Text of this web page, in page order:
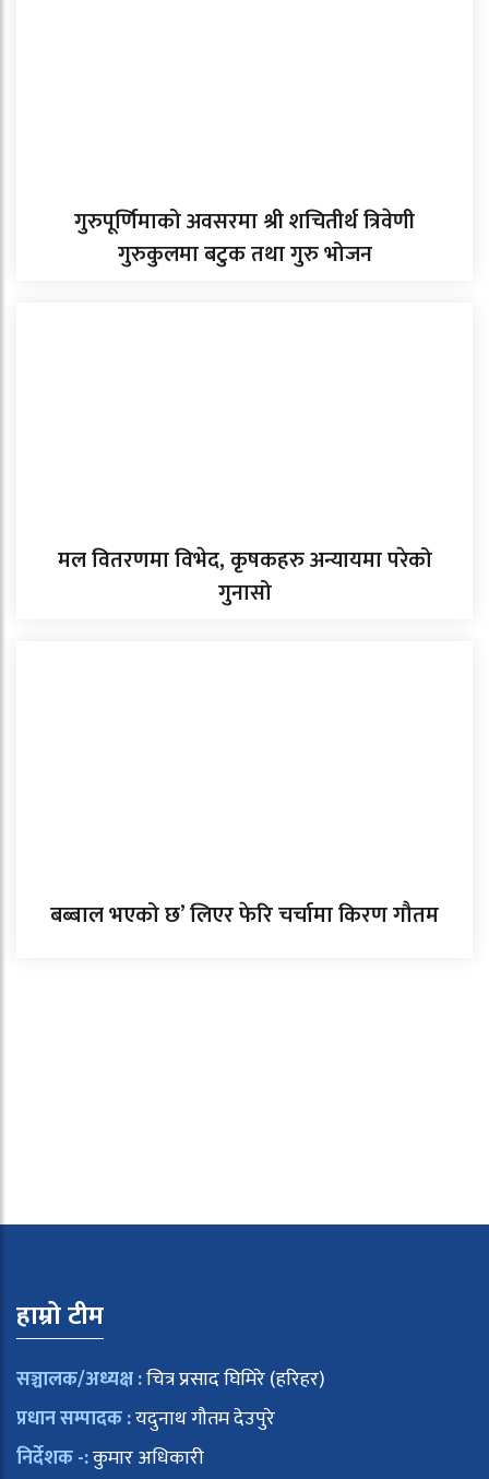
गुरुपूर्णिमाको अवसरमा श्री शचितीर्थ त्रिवेणी
गुरुकुलमा बटुक तथा गुरु भोजन
मल वितरणमा विभेद, कृषकहरु अन्यायमा परेको
गुनासो
बब्बाल भएको छ’ लिएर फेरि चर्चामा किरण गौतम
हाम्रो टीम
सञ्चालक/अध्यक्ष :चित्र प्रसाद घिमिरे (हरिहर)
प्रधान सम्पादक :यदुनाथ गौतम देउपुरे
निर्देशक -:कुमार अधिकारी